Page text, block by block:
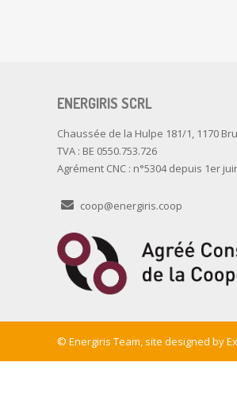
ENERGIRIS SCRL
Chaussée de la Hulpe 181/1, 1170
TVA : BE 0550.753.726
Agrément CNC : n°5304 depuis 1er
coop@energiris.coop
© Energiris Team, site designed by